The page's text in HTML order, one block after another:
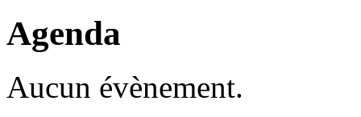
Agenda
Aucun évènement.